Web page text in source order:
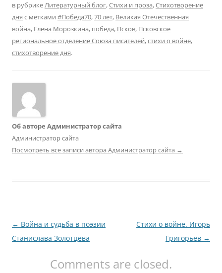
в рубрикеЛитературный блог,Стихи и проза,Стихотворение
дня с метками #Победа70,70 лет, Великая Отечественная
война, Елена Морозкина, победа, Псков, Псковское
региональное отделение Союза писателей,стихи о войне,
стихотворение дня.
Об авторе Администратор сайта
Администратор сайта
Посмотреть все записи автора Администратор сайта →
Навигация
по
← Война и судьба в поэзии
Станислава Золотцева
Стихи о войне. Игорь
Григорьев →
Comments are closed.